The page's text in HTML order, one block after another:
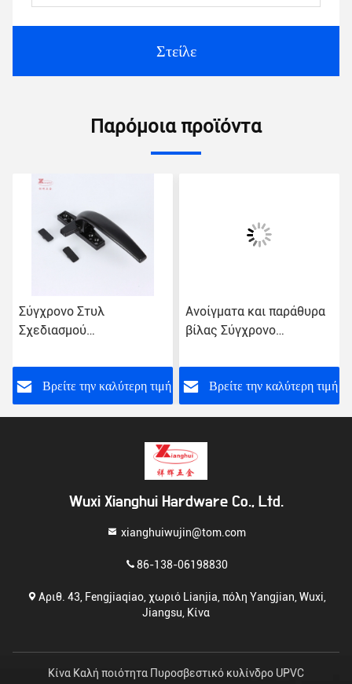
Στείλε
Παρόμοια προϊόντα
Σύγχρονο Στυλ
Σχεδιασμού
Αλουμινίου
Βρείτε την καλύτερη τιμή
Ανοίγματα και παράθυρα
βίλας Σύγχρονο
κάλυμμα Τραβήξτε
χειριστήριο παραθύρου
Βρείτε την καλύτερη τιμή
Wuxi Xianghui Hardware Co., Ltd.
xianghuiwujin@tom.com
86-138-06198830
Αριθ. 43, Fengjiaqiao, χωριό Lianjia, πόλη Yangjian, Wuxi,
Jiangsu, Κίνα
Κίνα Καλή ποιότητα Πυροσβεστικό κυλίνδρο UPVC